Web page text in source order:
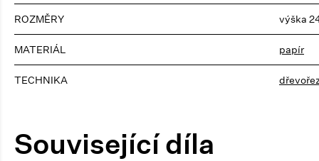
ROZMĚRY výška
MATERIÁL papír
TECHNIKA
Související díla